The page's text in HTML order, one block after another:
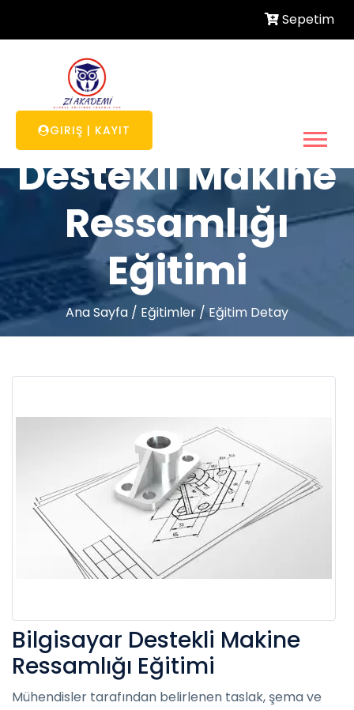
Sepetim
GIRIŞ | KAYIT
Bilgisayar
Destekli Makine
Ressamlığı
Eğitimi
Ana Sayfa / Eğitimler / Eğitim Detay
Bilgisayar Destekli Makine
Ressamlığı Eğitimi
Mühendisler tarafından belirlenen taslak, şema ve